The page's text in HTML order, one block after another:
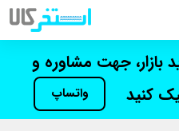
بازار، جهت مشاوره و
کنید
واتساپ